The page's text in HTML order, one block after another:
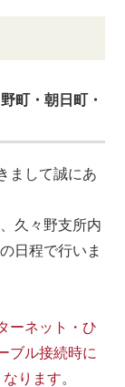
町・朝日町・
まして誠にあ
久々野支所内
日程で行いま
ーネット・ひ
ブル接続時に
ります。